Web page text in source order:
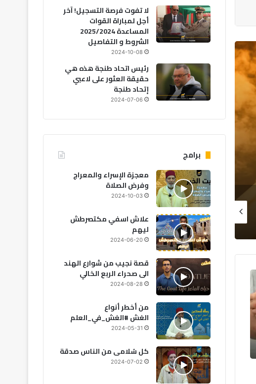
دخلهم لسداد
2026-08-05
انقطاع مبرمج للكهرباء بعدد من دواوير البدوزة بآسفي بسبب أشغال الصيانة
2026-08-05
دخول أزيد من 2,7 مليون من مغاربة العالم منذ انطلاق عملية “مرحبا 2026”
لا تفوت فرصة التسجيل! آخر
أجل لمباراة القوات
المساعدة 2025/2024
الشروط و التفاصيل
2024-10-08
رئيس اتحاد طنجة هذه هي
حقيقة العثور على لاعبي
إتحاد طنجة
2024-07-06
برامج
معجزة الإسراء والمعراج
وفرض الصلاة
2024-10-03
علاش اسفي مكتصرطش
ليهم
2024-06-20
قصة نجيب من شوارع الهند
الى صحراء الربع الخالي
2024-08-28
من أخطر أنواع
الغش #الغش_في_العلم
2024-05-31
كل سُلامى من الناس صدقة
2024-07-02